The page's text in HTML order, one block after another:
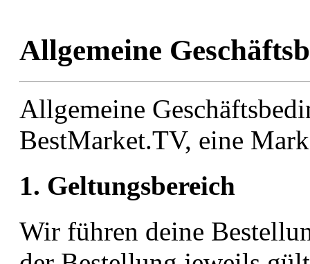
Allgemeine
Allgemeine
BestMarket.TV, eine
1. Geltungsbereich
Wir führen deine